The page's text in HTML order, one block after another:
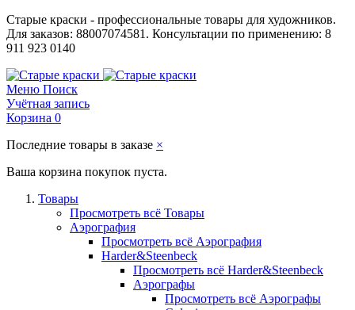
Старые краски - профессиональные товары для художников.
Для заказов: 88007074581. Консультации по применению: 8
911 923 0140
Меню Поиск
Учётная запись
Корзина 0
Последние товары в заказе ×
Ваша корзина покупок пуста.
Товары
Просмотреть всё Товары
Аэрография
Просмотреть всё Аэрография
Harder&Steenbeck
Просмотреть всё Harder&Steenbeck
Аэрографы
Просмотреть всё Аэрографы